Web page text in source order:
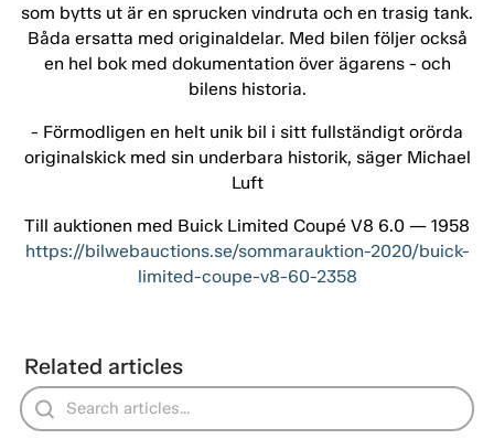
som bytts ut är en sprucken vindruta och en trasig tank.
Båda ersatta med originaldelar. Med bilen följer också
en hel bok med dokumentation över ägarens - och
bilens historia.
- Förmodligen en helt unik bil i sitt fullständigt orörda
originalskick med sin underbara historik, säger Michael
Luft
Till auktionen med Buick Limited Coupé V8 6.0 — 1958
https://bilwebauctions.se/sommarauktion-2020/buick-
limited-coupe-v8-60-2358
Related articles